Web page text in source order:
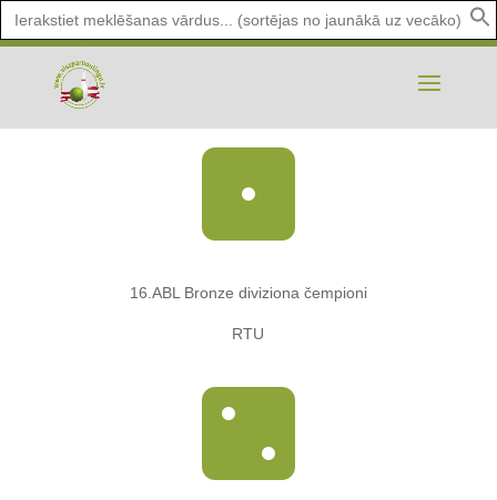
Search
for:

16.ABL Bronze diviziona čempioni
RTU
